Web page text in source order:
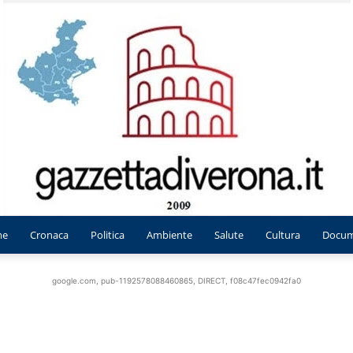
Cronaca Politica Ambiente Salute Cultura
google.com, pub-1192578088460865, DIRECT, f08c47fec0942fa0